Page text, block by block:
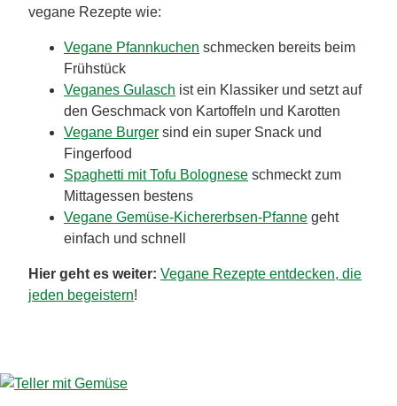
vegane Rezepte wie:
Vegane Pfannkuchen schmecken bereits beim
Frühstück
Veganes Gulasch ist ein Klassiker und setzt auf
den Geschmack von Kartoffeln und Karotten
Vegane Burger sind ein super Snack und
Fingerfood
Spaghetti mit Tofu Bolognese schmeckt zum
Mittagessen bestens
Vegane Gemüse-Kichererbsen-Pfanne geht
einfach und schnell
Hier geht es weiter: Vegane Rezepte entdecken, die
jeden begeistern!